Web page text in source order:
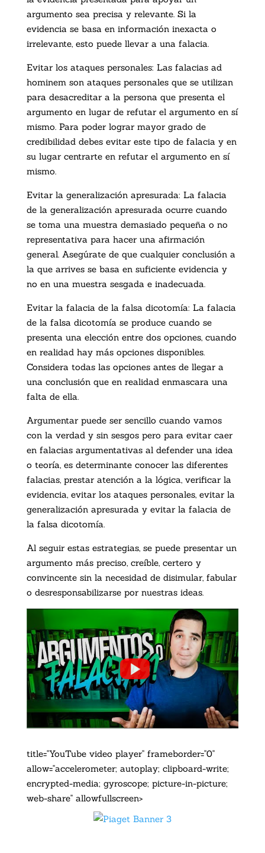
argumento sea precisa y relevante. Si la
evidencia se basa en información inexacta o
irrelevante, esto puede llevar a una falacia.
Evitar los ataques personales: Las falacias ad
hominem son ataques personales que se utilizan
para desacreditar a la persona que presenta el
argumento en lugar de refutar el argumento en sí
mismo. Para poder lograr mayor grado de
credibilidad debes evitar este tipo de falacia y en
su lugar centrarte en refutar el argumento en sí
mismo.
Evitar la generalización apresurada: La falacia
de la generalización apresurada ocurre cuando
se toma una muestra demasiado pequeña o no
representativa para hacer una afirmación
general. Asegúrate de que cualquier conclusión a
la que arrives se basa en suficiente evidencia y
no en una muestra sesgada e inadecuada.
Evitar la falacia de la falsa dicotomía: La falacia
de la falsa dicotomía se produce cuando se
presenta una elección entre dos opciones, cuando
en realidad hay más opciones disponibles.
Considera todas las opciones antes de llegar a
una conclusión que en realidad enmascara una
falta de ella.
Argumentar puede ser sencillo cuando vamos
con la verdad y sin sesgos pero para evitar caer
en falacias argumentativas al defender una idea
o teoría, es determinante conocer las diferentes
falacias, prestar atención a la lógica, verificar la
evidencia, evitar los ataques personales, evitar la
generalización apresurada y evitar la falacia de
la falsa dicotomía.
Al seguir estas estrategias, se puede presentar un
argumento más preciso, creíble, certero y
convincente sin la necesidad de disimular, fabular
o desresponsabilizarse por nuestras ideas.
title="YouTube video player" frameborder="0"
allow="accelerometer; autoplay; clipboard-write;
encrypted-media; gyroscope; picture-in-picture;
web-share" allowfullscreen>